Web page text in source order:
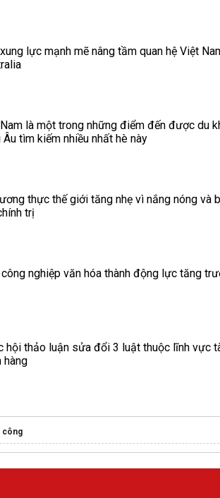
lực mạnh mẽ nâng tầm quan hệ Việt
là một trong những điểm đến được du
Âu tìm kiếm nhiều nhất hè này
thực thế giới tăng nhẹ vì nắng nóng và
trị
nghiệp văn hóa thành động lực tăng
hội thảo luận sửa đổi 3 luật thuộc lĩnh vực
hàng
công